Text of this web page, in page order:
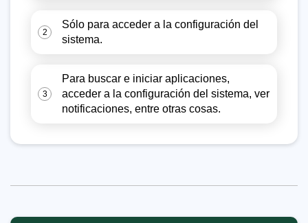
2
Sólo para acceder a la configuración del
sistema.
3
Para buscar e iniciar aplicaciones,
acceder a la configuración del sistema, ver
notificaciones, entre otras cosas.